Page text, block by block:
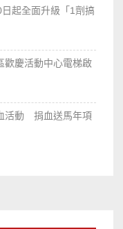
起全面升級「1劑搞
慶活動中心電梯啟
活動 捐血送馬年項